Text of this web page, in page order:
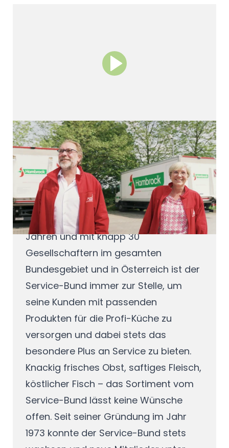
50 Jahre Familien-Traditionen
Wer seine Gäste jeden Tag aufs Neue
verwöhnen will, der braucht einen
starken Partner an seiner Seite. Der
Service-Bund unterstützt Profi-Köche
im Außer-Haus-Markt. Seit mehr als 50
Jahren und mit knapp 30
Gesellschaftern im gesamten
Bundesgebiet und in Österreich ist der
Service-Bund immer zur Stelle, um
seine Kunden mit passenden
Produkten für die Profi-Küche zu
versorgen und dabei stets das
besondere Plus an Service zu bieten.
Knackig frisches Obst, saftiges Fleisch,
köstlicher Fisch – das Sortiment vom
Service-Bund lässt keine Wünsche
offen. Seit seiner Gründung im Jahr
1973 konnte der Service-Bund stets